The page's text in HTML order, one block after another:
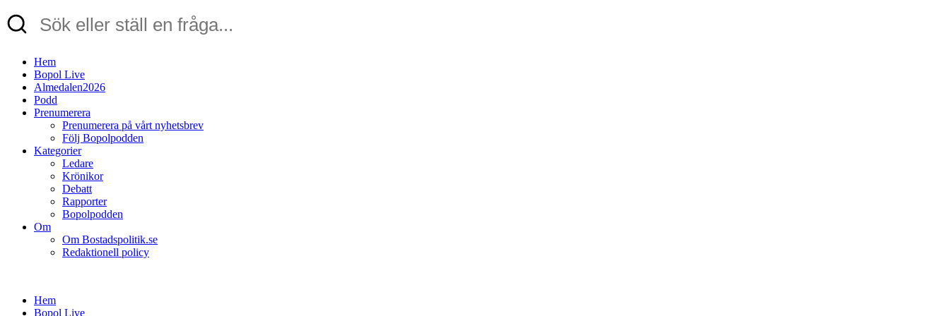
Hem
Bopol Live
Almedalen2026
Podd
Prenumerera
Prenumerera på vårt nyhetsbrev
Följ Bopolpodden
Kategorier
Ledare
Krönikor
Debatt
Rapporter
Bopolpodden
Om
Om Bostadspolitik.se
Redaktionell policy
Hem
Bopol Live